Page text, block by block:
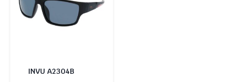
INVU A2304B